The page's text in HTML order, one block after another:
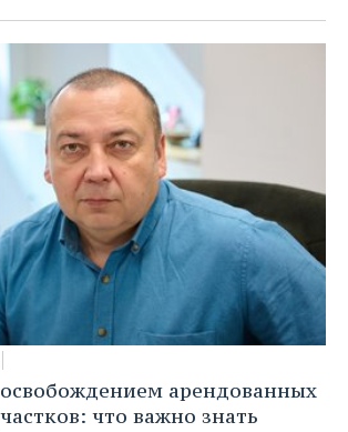
арендованных
что важно знать